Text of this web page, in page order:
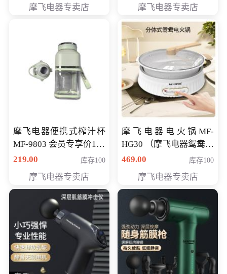
摩飞电器专卖店 摩飞电器专卖店
摩飞电器便携式榨汁杯
MF-9803 会员专享价138
元
219.00 库存100
摩飞电器专卖店
摩飞电器电火锅MF-
HG30 （摩飞电器鸳鸯锅
MF-HG30 ） 会员专享价
469.00 库存100
摩飞电器专卖店